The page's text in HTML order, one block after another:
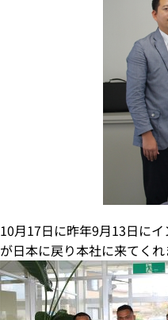
10月17日に昨年9月13日に
が日本に戻り本社に来てくれ